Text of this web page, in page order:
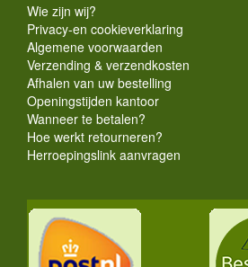
Wie zijn wij?
Privacy-en cookieverklaring
Algemene voorwaarden
Verzending & verzendkosten
Afhalen van uw bestelling
Openingstijden kantoor
Wanneer te betalen?
Hoe werkt retourneren?
Herroepingslink aanvragen